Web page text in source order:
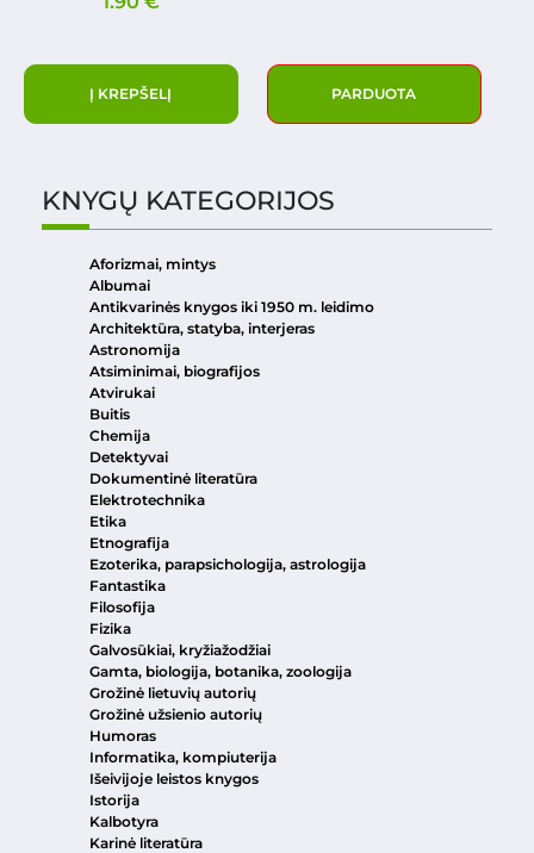
Į KREPŠELĮ PARDUOTA
KNYGŲ KATEGORIJOS
Aforizmai, mintys
Albumai
Antikvarinės knygos iki 1950 m. leidimo
Architektūra, statyba, interjeras
Astronomija
Atsiminimai, biografijos
Atvirukai
Buitis
Chemija
Detektyvai
Dokumentinė literatūra
Elektrotechnika
Etika
Etnografija
Ezoterika, parapsichologija, astrologija
Fantastika
Filosofija
Fizika
Galvosūkiai, kryžiažodžiai
Gamta, biologija, botanika, zoologija
Grožinė lietuvių autorių
Grožinė užsienio autorių
Humoras
Informatika, kompiuterija
Išeivijoje leistos knygos
Istorija
Kalbotyra
Karinė literatūra